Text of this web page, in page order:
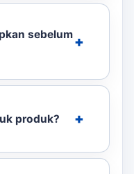
sebelum
produk?